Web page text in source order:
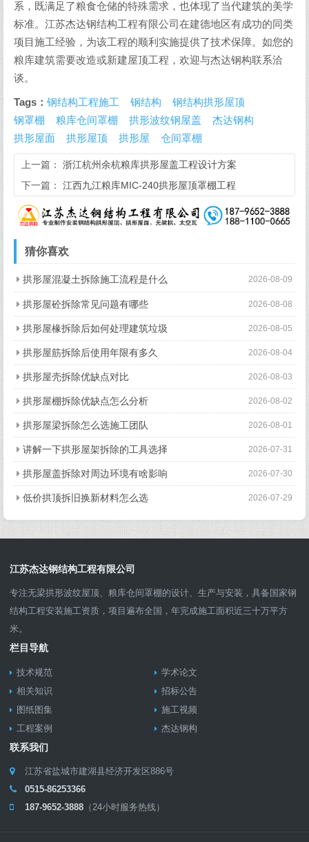
系，既满足了粮食仓储的特殊需求，也体现了当代建筑的美学
标准。江苏杰达钢结构工程有限公司在建德地区有成功的同类
项目施工经验，为该工程的顺利实施提供了技术保障。如您的
粮库建筑需要改造或新建屋顶工程，欢迎与杰达钢构联系洽
谈。
Tags： 钢结构工程施工 钢结构
钢结构拱形屋顶
钢罩棚
粮库仓间罩棚 拱形波纹钢屋盖
杰达钢构
拱形屋面
拱形屋顶 拱形屋 仓间罩棚
上一篇： 浙江杭州余杭粮库拱形屋盖工程设计方案
下一篇： 江西九江粮库MIC-240拱形屋顶罩棚工程
猜你喜欢
2026-08-09
拱形屋混凝土拆除施工流程是什么
2026-08-08
拱形屋砼拆除常见问题有哪些
2026-08-05
拱形屋椽拆除后如何处理建筑垃圾
2026-08-04
拱形屋筋拆除后使用年限有多久
2026-08-03
拱形屋壳拆除优缺点对比
2026-08-02
拱形屋棚拆除优缺点怎么分析
2026-08-01
拱形屋梁拆除怎么选施工团队
2026-07-31
讲解一下拱形屋架拆除的工具选择
2026-07-30
拱形屋盖拆除对周边环境有啥影响
2026-07-29
低价拱顶拆旧换新材料怎么选
江苏杰达钢结构工程有限公司
专注无梁拱形波纹屋顶、粮库仓间罩棚的设计、生产与安装，具备国家钢
结构工程安装施工资质，项目遍布全国，年完成施工面积近三十万平方
米。
栏目导航
技术规范
学术论文
相关知识
招标公告
图纸图集
施工视频
工程案例
杰达钢构
联系我们
江苏省盐城市建湖县经济开发区886号
0515-86253366
187-9652-3888 （24小时服务热线）